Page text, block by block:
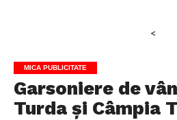
<
MICA PUBLICITATE
Garsoniere de
Turda și Câmpia